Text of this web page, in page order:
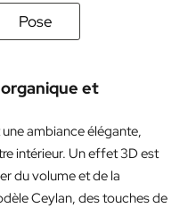
Pose
et
ambiance élégante,
intérieur. Un effet 3D est
du volume et de la
Ceylan, des touches de